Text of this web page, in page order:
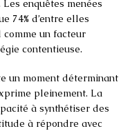
enquêtes menées
74% d’entre elles
un facteur
contentieuse.
un moment déterminant
pleinement. La
à synthétiser des
à répondre avec